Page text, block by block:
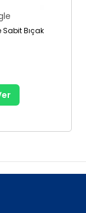
Sabit Bıçak